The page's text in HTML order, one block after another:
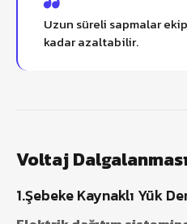
Uzun süreli sapmalar
kadar azaltabilir.
Voltaj
1.Şebeke Kaynaklı Yük